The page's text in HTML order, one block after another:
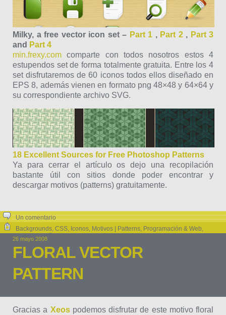
Milky, a free vector icon set – Part 1 , Part 2, Part 3
and Part 4
min.frexy.com comparte con todos nosotros estos 4
estupendos set de forma totalmente gratuita. Entre los 4
set disfrutaremos de 60 iconos todos ellos diseñado en
EPS 8, además vienen en formato png 48×48 y 64×64 y
su correspondiente archivo SVG.
18 Excellent Sources for Free Photoshop Patterns
Ya para cerrar el artículo os dejo una recopilación
bastante útil con sitios donde poder encontrar y
descargar motivos (patterns) gratuitamente.
Un comentario
Backgrounds, CSS, Iconos, Motivos | Patterns, Programación & Web,
Recursos de Diseño
26 mayo 2008
FLORAL VECTOR
PATTERN
Gracias a Xeospodemos disfrutar de este motivo floral